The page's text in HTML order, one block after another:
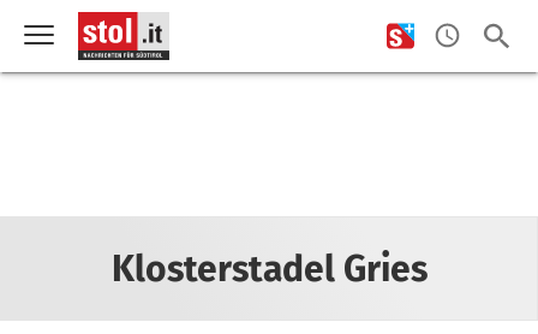
Klosterstadel Gries